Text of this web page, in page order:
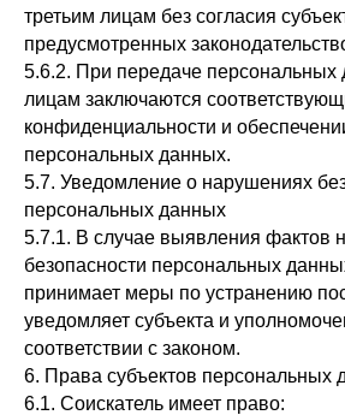
третьим лицам без согласия
предусмотренных
5.6.2. При передаче персональных
лицам заключаются
конфиденциальности и
персональных данных.
5.7. Уведомление о нарушениях
персональных данных
5.7.1. В случае выявления фактов
безопасности персональных
принимает меры по устранению
уведомляет субъекта и
соответствии с законом.
6. Права субъектов персональных
6.1. Соискатель имеет право: